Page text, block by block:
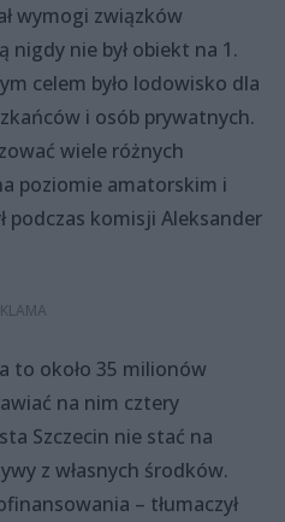
wymogi związków
nigdy nie był obiekt na 1.
celem było lodowisko dla
i osób prywatnych.
wiele różnych
poziomie amatorskim i
podczas komisji Aleksander
to około 35 milionów
na nim cztery
Szczecin nie stać na
z własnych środków.
– tłumaczył